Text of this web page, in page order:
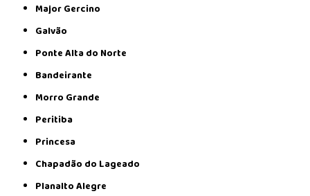
Major Gercino
Galvão
Ponte Alta do Norte
Bandeirante
Morro Grande
Peritiba
Princesa
Chapadão do Lageado
Planalto Alegre